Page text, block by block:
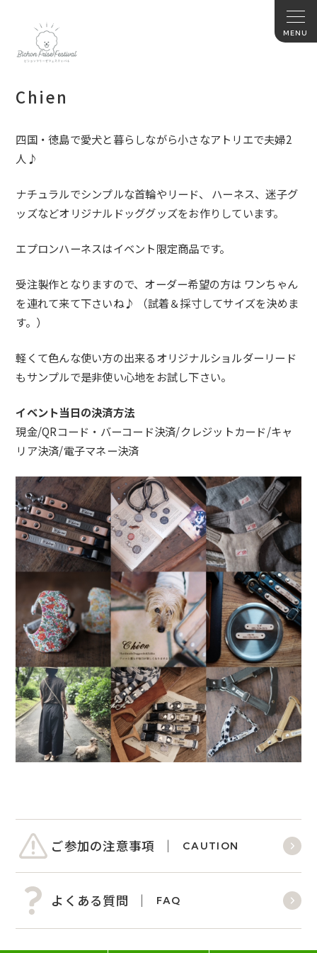
Chien
四国・徳島で愛犬と暮らしながら小さなアトリエで夫婦2
人♪
ナチュラルでシンプルな首輪やリード、 ハーネス、迷子グ
ッズなどオリジナルドッググッズをお作りしています。
エプロンハーネスはイベント限定商品です。
受注製作となりますので、オーダー希望の方は ワンちゃん
を連れて来て下さいね♪ （試着＆採寸してサイズを決めま
す。）
軽くて色んな使い方の出来るオリジナルショルダーリード
もサンプルで是非使い心地をお試し下さい。
イベント当日の決済方法
現金/QRコード・バーコード決済/クレジットカード/キャ
リア決済/電子マネー決済
ご参加の注意事項 CAUTION
よくある質問 FAQ